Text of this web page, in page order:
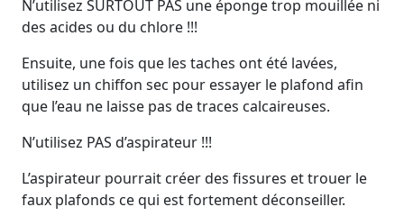
N’utilisez SURTOUT PAS une éponge trop mouillée ni
des acides ou du chlore !!!
Ensuite, une fois que les taches ont été lavées,
utilisez un chiffon sec pour essayer le plafond afin
que l’eau ne laisse pas de traces calcaireuses.
N’utilisez PAS d’aspirateur !!!
L’aspirateur pourrait créer des fissures et trouer le
faux plafonds ce qui est fortement déconseiller.